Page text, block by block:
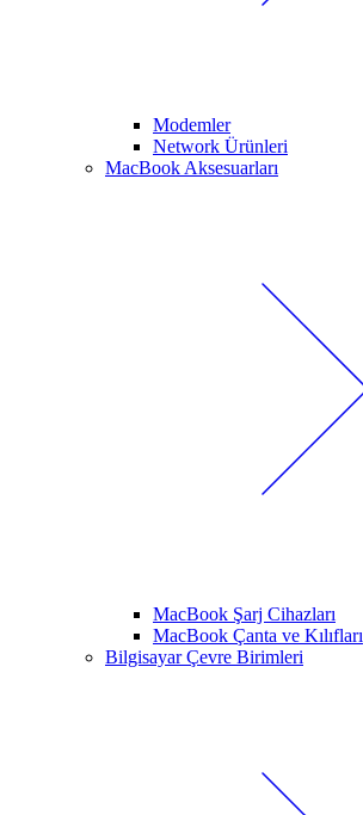
Modemler
Network Ürünleri
MacBook Aksesuarları
MacBook Şarj Cihazları
MacBook Çanta ve Kılıfları
Bilgisayar Çevre Birimleri